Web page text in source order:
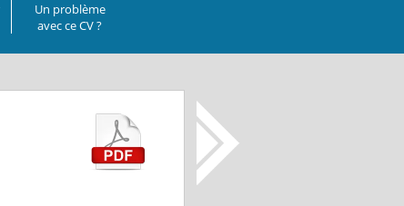
Un problème
avec ce CV ?